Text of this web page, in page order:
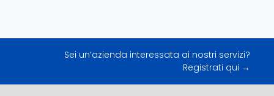
Sei un’azienda interessata ai nostri servizi?
Registrati qui →